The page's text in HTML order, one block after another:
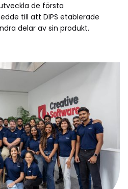
de första
till att DIPS etablerade
delar av sin produkt.